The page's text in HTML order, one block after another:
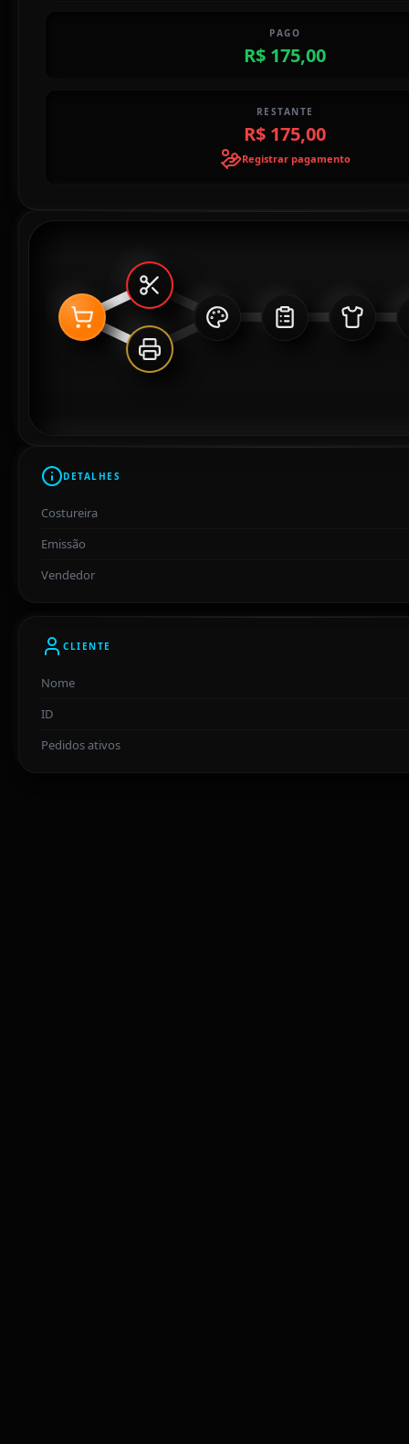
PAGO
R$ 175,00
RESTANTE
R$ 175,00
Registrar pagamento
DETALHES
Costureira
Emissão
Vendedor
CLIENTE
Nome
ID
Pedidos ativos